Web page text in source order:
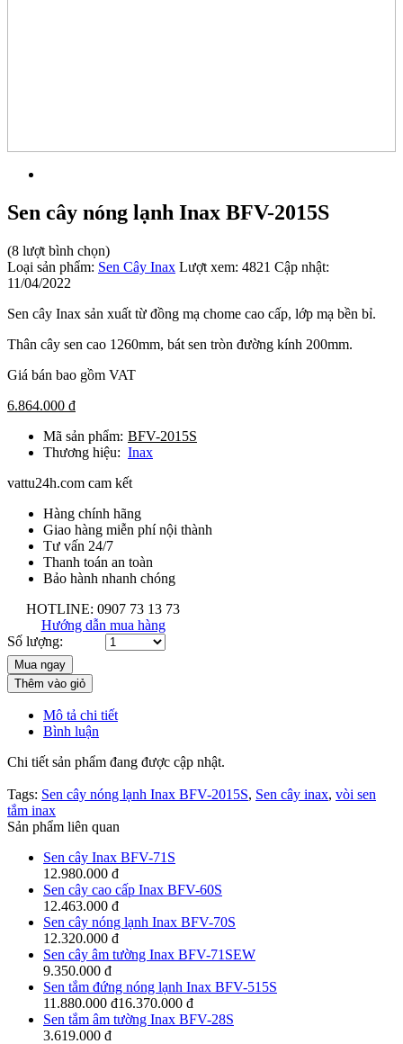
Sen cây nóng lạnh Inax BFV-2015S
(8 lượt bình chọn)
Loại sản phẩm: Sen Cây Inax Lượt xem: 4821 Cập nhật:
11/04/2022
Sen cây Inax sản xuất từ đồng mạ chome cao cấp, lớp mạ bền bỉ.
Thân cây sen cao 1260mm, bát sen tròn đường kính 200mm.
Giá bán bao gồm VAT
6.864.000 đ
Mã sản phẩm: BFV-2015S
Thương hiệu: Inax
vattu24h.com cam kết
Hàng chính hãng
Giao hàng miễn phí nội thành
Tư vấn 24/7
Thanh toán an toàn
Bảo hành nhanh chóng
HOTLINE: 0907 73 13 73
Hướng dẫn mua hàng
Số lượng:
Thêm vào giỏ
Mô tả chi tiết
Bình luận
Chi tiết sản phẩm đang được cập nhật.
Tags: Sen cây nóng lạnh Inax BFV-2015S, Sen cây inax, vòi sen
tắm inax
Sản phẩm liên quan
Sen cây Inax BFV-71S
12.980.000 đ
Sen cây cao cấp Inax BFV-60S
12.463.000 đ
Sen cây nóng lạnh Inax BFV-70S
12.320.000 đ
Sen cây âm tường Inax BFV-71SEW
9.350.000 đ
Sen tắm đứng nóng lạnh Inax BFV-515S
11.880.000 đ16.370.000 đ
Sen tắm âm tường Inax BFV-28S
3.619.000 đ